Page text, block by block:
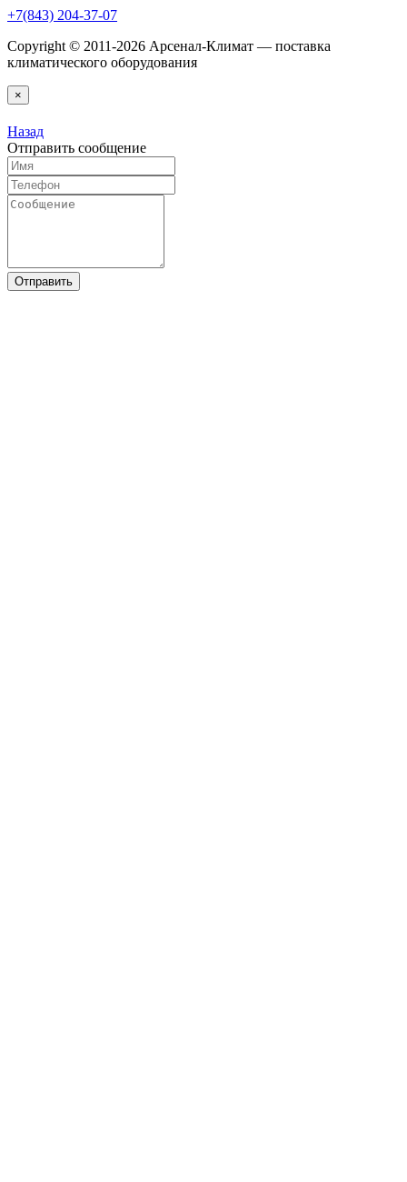
+7(843) 204-37-07
Copyright © 2011-2026 Арсенал-Климат — поставка
климатического оборудования
×
Назад
Отправить сообщение
Отправить